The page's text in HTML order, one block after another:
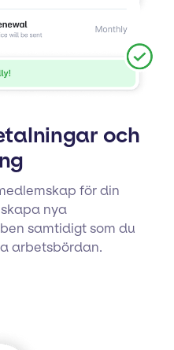
och
för din
nya
samtidigt som du
arbetsbördan.